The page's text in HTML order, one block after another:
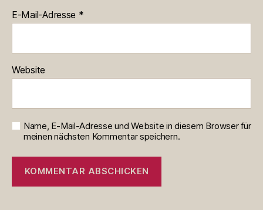
E-Mail-Adresse *
Website
Name, E-Mail-Adresse und Website in diesem Browser für
meinen nächsten Kommentar speichern.